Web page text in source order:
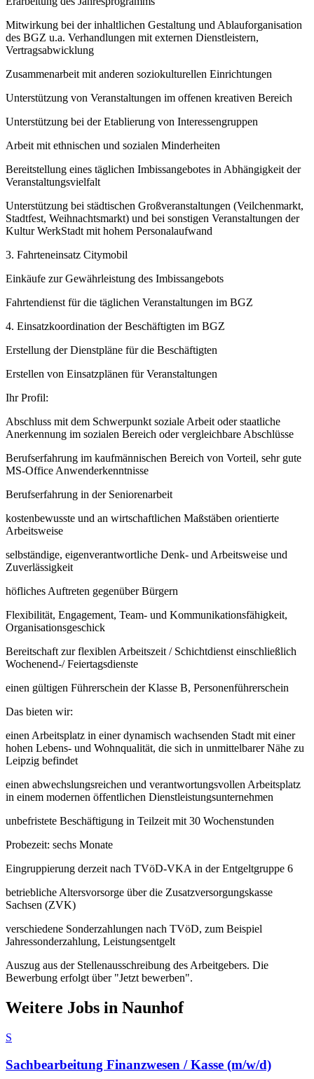
Mitwirkung bei der inhaltlichen Gestaltung und Ablauforganisation
des BGZ u.a. Verhandlungen mit externen Dienstleistern,
Vertragsabwicklung
Zusammenarbeit mit anderen soziokulturellen Einrichtungen
Unterstützung von Veranstaltungen im offenen kreativen Bereich
Unterstützung bei der Etablierung von Interessengruppen
Arbeit mit ethnischen und sozialen Minderheiten
Bereitstellung eines täglichen Imbissangebotes in Abhängigkeit der
Veranstaltungsvielfalt
Unterstützung bei städtischen Großveranstaltungen (Veilchenmarkt,
Stadtfest, Weihnachtsmarkt) und bei sonstigen Veranstaltungen der
Kultur WerkStadt mit hohem Personalaufwand
3. Fahrteneinsatz Citymobil
Einkäufe zur Gewährleistung des Imbissangebots
Fahrtendienst für die täglichen Veranstaltungen im BGZ
4. Einsatzkoordination der Beschäftigten im BGZ
Erstellung der Dienstpläne für die Beschäftigten
Erstellen von Einsatzplänen für Veranstaltungen
Ihr Profil:
Abschluss mit dem Schwerpunkt soziale Arbeit oder staatliche
Anerkennung im sozialen Bereich oder vergleichbare Abschlüsse
Berufserfahrung im kaufmännischen Bereich von Vorteil, sehr gute
MS-Office Anwenderkenntnisse
Berufserfahrung in der Seniorenarbeit
kostenbewusste und an wirtschaftlichen Maßstäben orientierte
Arbeitsweise
selbständige, eigenverantwortliche Denk- und Arbeitsweise und
Zuverlässigkeit
höfliches Auftreten gegenüber Bürgern
Flexibilität, Engagement, Team- und Kommunikationsfähigkeit,
Organisationsgeschick
Bereitschaft zur flexiblen Arbeitszeit / Schichtdienst einschließlich
Wochenend-/ Feiertagsdienste
einen gültigen Führerschein der Klasse B, Personenführerschein
Das bieten wir:
einen Arbeitsplatz in einer dynamisch wachsenden Stadt mit einer
hohen Lebens- und Wohnqualität, die sich in unmittelbarer Nähe zu
Leipzig befindet
einen abwechslungsreichen und verantwortungsvollen Arbeitsplatz
in einem modernen öffentlichen Dienstleistungsunternehmen
unbefristete Beschäftigung in Teilzeit mit 30 Wochenstunden
Probezeit: sechs Monate
Eingruppierung derzeit nach TVöD-VKA in der Entgeltgruppe 6
betriebliche Altersvorsorge über die Zusatzversorgungskasse
Sachsen (ZVK)
verschiedene Sonderzahlungen nach TVöD, zum Beispiel
Jahressonderzahlung, Leistungsentgelt
Auszug aus der Stellenausschreibung des Arbeitgebers. Die
Bewerbung erfolgt über "Jetzt bewerben".
Weitere Jobs in Naunhof
S
Sachbearbeitung Finanzwesen / Kasse (m/w/d)